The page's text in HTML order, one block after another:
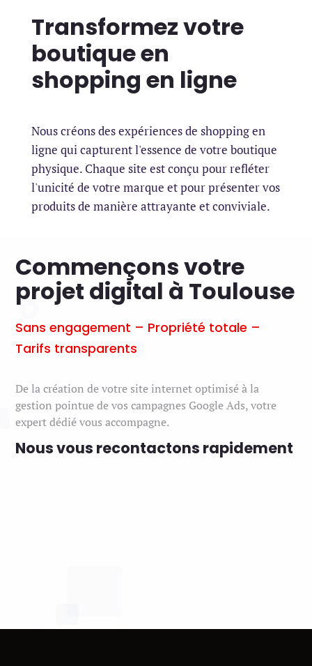
Transformez votre
boutique en
shopping en ligne
Nous créons des expériences de shopping en
ligne qui capturent l'essence de votre boutique
physique. Chaque site est conçu pour refléter
l'unicité de votre marque et pour présenter vos
produits de manière attrayante et conviviale.
Commençons votre
projet digital à Toulouse
Sans engagement – Propriété totale –
Tarifs transparents
De la création de votre site internet optimisé à la
gestion pointue de vos campagnes Google Ads, votre
expert dédié vous accompagne.
Nous vous recontactons rapidement